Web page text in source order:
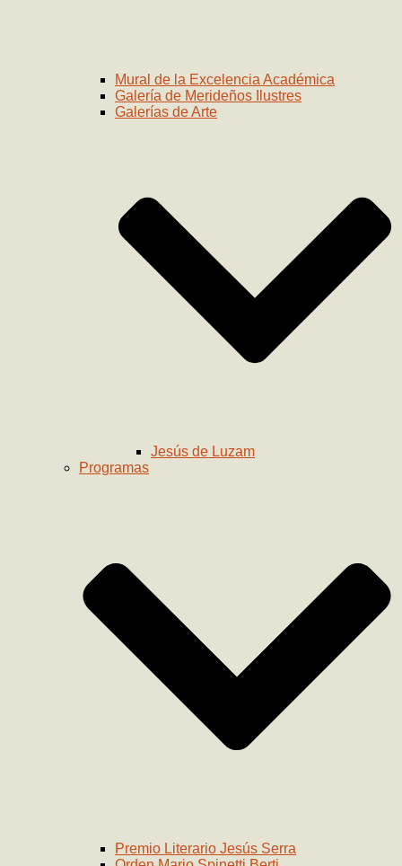
Mural de la Excelencia Académica
Galería de Merideños Ilustres
Galerías de Arte
Jesús de Luzam
Programas
Premio Literario Jesús Serra